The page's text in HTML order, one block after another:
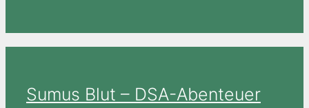
Sumus Blut – DSA-Abenteuer